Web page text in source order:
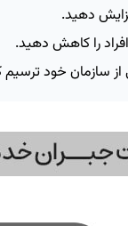
دهید.
را کاهش دهید.
سازمان خود ترسیم